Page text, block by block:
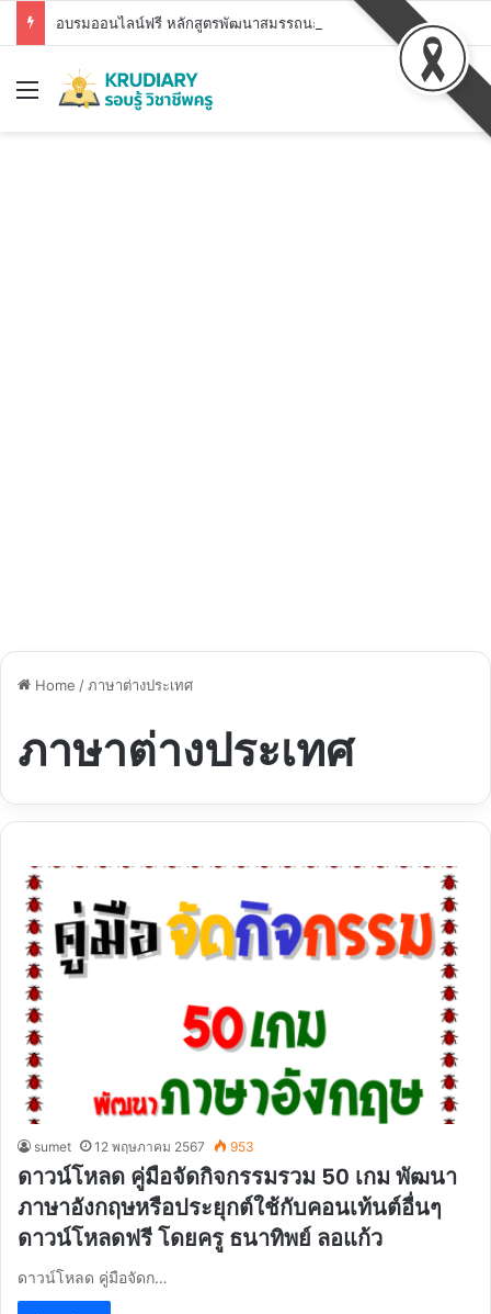
อบรมออนไลน์ฟรี หลักสูตรพัฒนาสมรรถนะดิจิทัลระดับพื้นฐาน สพฐ. DC1 – DC7 รับวุฒิบัตร สพฐ.
Menu
Home /ภาษาต่างประเทศ
ภาษาต่างประเทศ
sumet 12 พฤษภาคม 2567 953
ดาวน์โหลด คู่มือจัดกิจกรรมรวม 50 เกม พัฒนา
ภาษาอังกฤษหรือประยุกต์ใช้กับคอนเท้นต์อื่นๆ
ดาวน์โหลดฟรี โดยครู ธนาทิพย์ ลอแก้ว
ดาวน์โหลด คู่มือจัดก…